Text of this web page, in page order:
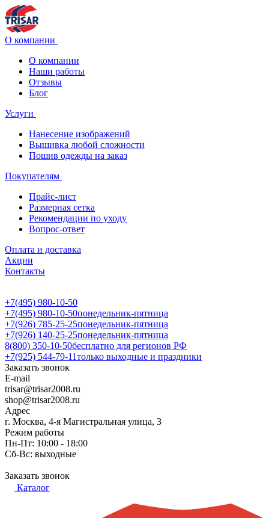
О компании
О компании
Наши работы
Отзывы
Блог
Услуги
Нанесение изображений
Вышивка любой сложности
Пошив одежды на заказ
Покупателям
Прайс-лист
Размерная сетка
Рекомендации по уходу
Вопрос-ответ
Оплата и доставка
Акции
Контакты
+7(495) 980-10-50
+7(495) 980-10-50понедельник-пятница
+7(926) 785-25-25понедельник-пятница
+7(926) 140-25-25понедельник-пятница
8(800) 350-10-50бесплатно для регионов РФ
+7(925) 544-79-11только выходные и праздники
Заказать звонок
E-mail
trisar@trisar2008.ru
shop@trisar2008.ru
Адрес
г. Москва, 4-я Магистральная улица, 3
Режим работы
Пн-Пт: 10:00 - 18:00
Сб-Вс: выходные
Заказать звонок
Каталог